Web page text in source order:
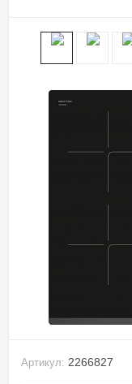
Артикул: 2266827